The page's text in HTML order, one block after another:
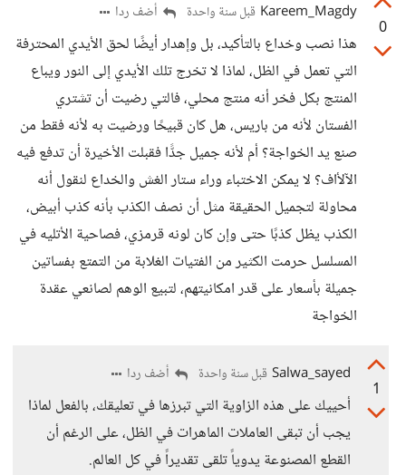
0
Kareem_Magdy قبل سنة واحدة أضف ردا
هذا نصب وخداع بالتأكيد، بل وإهدار أيضًا لحق الأيدي المحترفة
التي تعمل في الظل، لماذا لا تخرج تلك الأيدي إلى النور ويباع
المنتج بكل فخر أنه منتج محلي، فالتي رضيت أن تشتري
الفستان لأنه من باريس، هل كان قبيحًا ورضيت به لأنه فقط من
صنع يد الخواجة؟ أم لأنه جميل جدًّا فقبلت الأخيرة أن تدفع فيه
الآلأاف؟ لا يمكن الاختباء وراء ستار الغش والخداع لنقول أنه
محاولة لتجميل الحقيقة مثل أن نصف الكذب بأنه كذب أبيض،
الكذب يظل كذبًا حتى وإن كان لونه قرمزي، فصاحية الأتليه في
المسلسل حرمت الكثير من الفتيات الغلابة من التمتع بفساتين
جميلة بأسعار على قدر امكانيتهم، لتبيع الوهم لصانعي عقدة
الخواجة
1
Salwa_sayed قبل سنة واحدة أضف ردا
أحييك على هذه الزاوية التي تبرزها في تعليقك، بالفعل لماذا
يجب أن تبقى العاملات الماهرات في الظل، على الرغم أن
القطع المصنوعة يدوياً تلقى تقديراً في كل العالم.